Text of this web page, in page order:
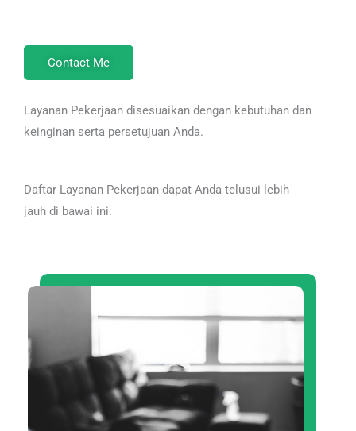
Contact Me
Layanan Pekerjaan disesuaikan dengan kebutuhan dan
keinginan serta persetujuan Anda.
Daftar Layanan Pekerjaan dapat Anda telusui lebih
jauh di bawai ini.